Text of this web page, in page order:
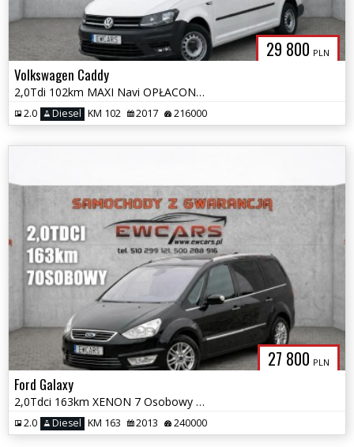
29 800 PLN
Volkswagen Caddy
2,0Tdi 102km MAXI Navi OPŁACONY Klimatronik Czujniki Parkowania
2.0 Diesel KM 102 2017 216000
27 800 PLN
Ford Galaxy
2,0Tdci 163km XENON 7 Osobowy OPŁACONY Panorama ALCANTARA Titanium
2.0 Diesel KM 163 2013 240000